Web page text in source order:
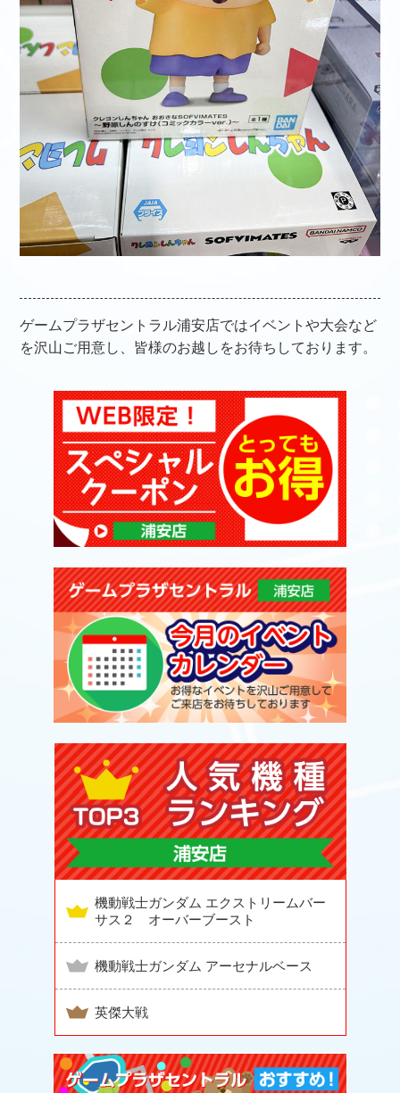
ゲームプラザセントラル浦安店ではイベントや大会など
を沢山ご用意し、皆様のお越しをお待ちしております。
機動戦士ガンダム エクストリームバー
サス２ オーバーブースト
機動戦士ガンダム アーセナルベース
英傑大戦